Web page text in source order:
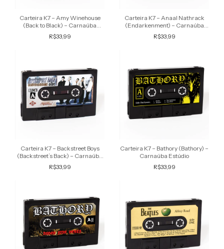
Carteira K7 – Amy Winehouse
(Back to Black) – Carnaúba
Estúdio
R$33,99
Carteira K7 – Anaal Nathrack
(Endarkenment) – Carnaúba
Estúdio
R$33,99
Carteira K7 – Backstreet Boys
(Backstreet’s Back) – Carnaúba
Estúdio
R$33,99
Carteira K7 – Bathory (Bathory) –
Carnaúba Estúdio
R$33,99